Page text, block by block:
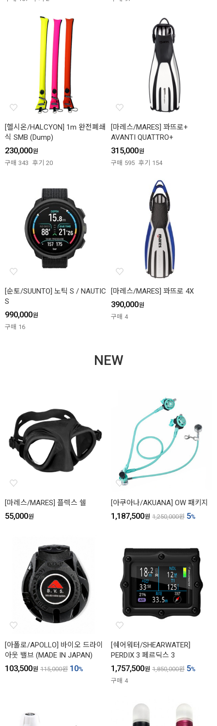
[헬시온/HALCYON] 1m 완전폐쇄
식 SMB (Dump)
230,000원
구매 343 후기 20
[마레스/MARES] 꽈뜨로+
AVANTI QUATTRO+
315,000원
구매 595 후기 154
[순토/SUUNTO] 노틱 S / NAUTIC
S
990,000원
구매 16
[마레스/MARES] 꽈뜨로 4X
390,000원
구매 4
NEW
[마레스/MARES] 플렉스 쉘
55,000원
[아쿠아나/AKUANA] OW 패키지
1,187,500원 1,250,000원 5%
[아폴로/APOLLO] 바이오 드라이
아웃 밸브 (MADE IN JAPAN)
103,500원 115,000원 10%
[쉐어워터/SHEARWATER]
PERDIX 3 페르딕스 3
1,757,500원 1,850,000원 5%
구매 4